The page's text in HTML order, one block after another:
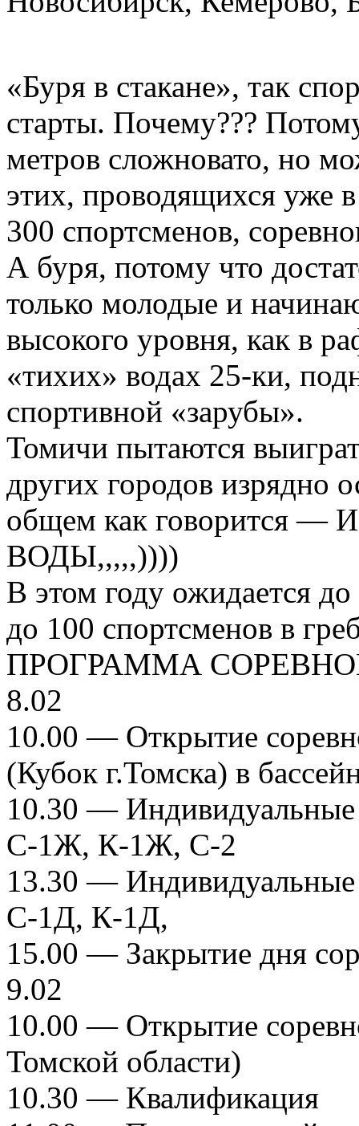
«Буря в стакане», так
старты. Почему???
метров сложновато, но
этих, проводящихся уже
300 спортсменов,
А буря, потому что
только молодые и
высокого уровня, как в
«тихих» водах 25-ки,
спортивной «зарубы».
Томичи пытаются
других городов изрядно
общем как говорится
ВОДЫ,,,,,))))
В этом году ожидается
до 100 спортсменов в
ПРОГРАММА
8.02
10.00 — Открытие
(Кубок г.Томска) в
10.30 —
С-1Ж, К-1Ж, С-2
13.30 —
С-1Д, К-1Д,
15.00 — Закрытие дня
9.02
10.00 — Открытие
Томской области)
10.30 — Квалификация